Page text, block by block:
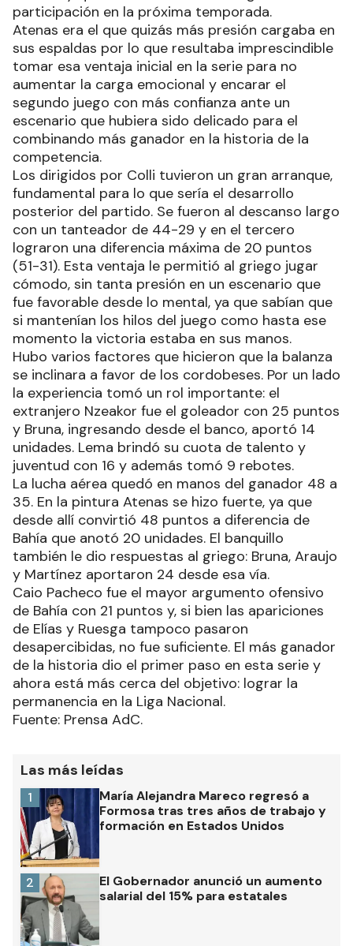
participación en la próxima temporada.
Atenas era el que quizás más presión cargaba en
sus espaldas por lo que resultaba imprescindible
tomar esa ventaja inicial en la serie para no
aumentar la carga emocional y encarar el
segundo juego con más confianza ante un
escenario que hubiera sido delicado para el
combinando más ganador en la historia de la
competencia.
Los dirigidos por Colli tuvieron un gran arranque,
fundamental para lo que sería el desarrollo
posterior del partido. Se fueron al descanso largo
con un tanteador de 44-29 y en el tercero
lograron una diferencia máxima de 20 puntos
(51-31). Esta ventaja le permitió al griego jugar
cómodo, sin tanta presión en un escenario que
fue favorable desde lo mental, ya que sabían que
si mantenían los hilos del juego como hasta ese
momento la victoria estaba en sus manos.
Hubo varios factores que hicieron que la balanza
se inclinara a favor de los cordobeses. Por un lado
la experiencia tomó un rol importante: el
extranjero Nzeakor fue el goleador con 25 puntos
y Bruna, ingresando desde el banco, aportó 14
unidades. Lema brindó su cuota de talento y
juventud con 16 y además tomó 9 rebotes.
La lucha aérea quedó en manos del ganador 48 a
35. En la pintura Atenas se hizo fuerte, ya que
desde allí convirtió 48 puntos a diferencia de
Bahía que anotó 20 unidades. El banquillo
también le dio respuestas al griego: Bruna, Araujo
y Martínez aportaron 24 desde esa vía.
Caio Pacheco fue el mayor argumento ofensivo
de Bahía con 21 puntos y, si bien las apariciones
de Elías y Ruesga tampoco pasaron
desapercibidas, no fue suficiente. El más ganador
de la historia dio el primer paso en esta serie y
ahora está más cerca del objetivo: lograr la
permanencia en la Liga Nacional.
Fuente: Prensa AdC.
Las más leídas
María Alejandra Mareco regresó a
Formosa tras tres años de trabajo y
formación en Estados Unidos
1
El Gobernador anunció un aumento
salarial del 15% para estatales
2